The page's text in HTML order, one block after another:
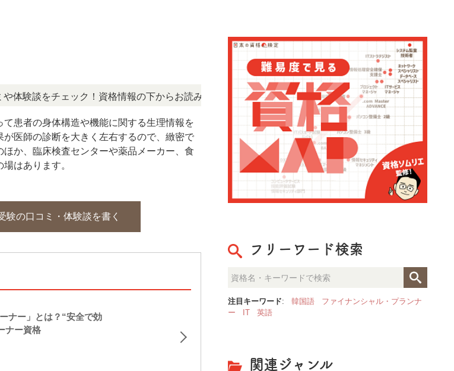
をチェック！資格情報の下からお読みいただけます。 NEWS! 「この検定、難しい？」「どんな試験
患者の身体構造や機能に関する生理情報を
医師の診断を大きく左右するので、緻密で
か、臨床検査センターや薬品メーカー、食
はあります。
験の口コミ・体験談を書く
ナー」とは？“安全で効
ナー資格
フリーワード検索
注目キーワード: 韓国語
ファイナンシャル・プランナ
ー
IT 英語
関連ジャンル